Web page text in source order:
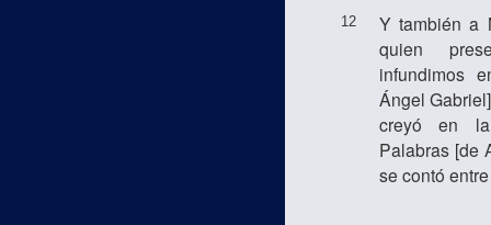
12
Y también a
quien
infundimos
Ángel
creyó en
Palabras [de
se contó